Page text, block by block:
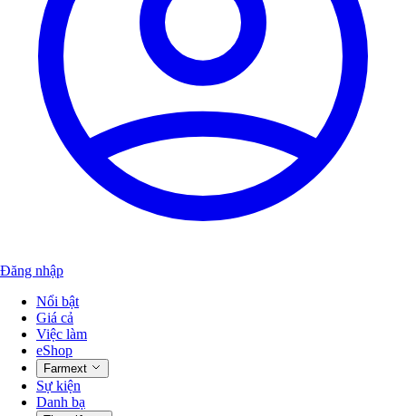
Đăng nhập
Nổi bật
Giá cả
Việc làm
eShop
Farmext
Sự kiện
Danh bạ